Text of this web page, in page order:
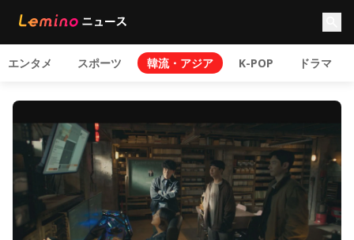
エンタメ スポーツ 韓流・アジア K-POP ドラマ